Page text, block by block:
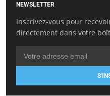
NEWSLETTER
Inscrivez-vous pour
directement dans votre